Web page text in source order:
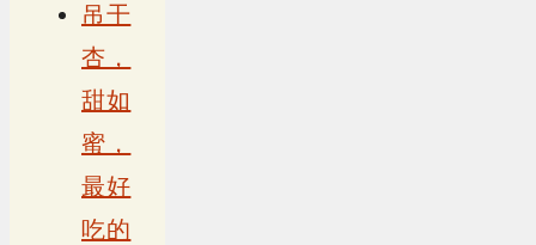
吊干
杏，
甜如
蜜，
最好
吃的